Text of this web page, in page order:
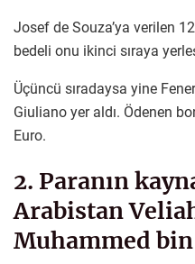
Josef de Souza’ya verilen
bedeli onu ikinci sıraya
Üçüncü sıradaysa yine
Giuliano yer aldı. Ödenen
Euro.
2. Paranın
Arabistan
Muhammed